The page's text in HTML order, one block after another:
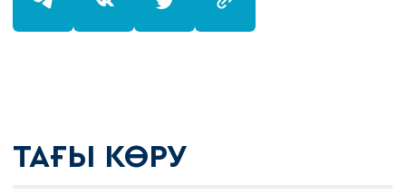
ТАҒЫ КӨРУ